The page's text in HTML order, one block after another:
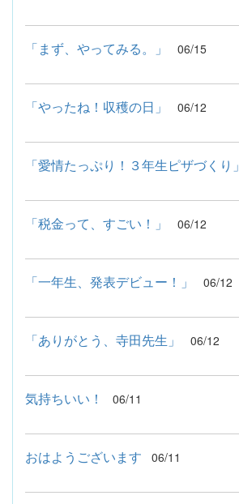
「まず、やってみる。」 06/15
「やったね！収穫の日」 06/12
「愛情たっぷり！３年生ピザづくり」
「税金って、すごい！」 06/12
「一年生、発表デビュー！」 06/12
「ありがとう、寺田先生」 06/12
気持ちいい！ 06/11
おはようございます 06/11